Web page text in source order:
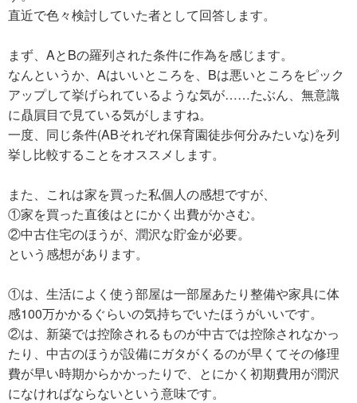
直近で色々検討していた者として回答します。
まず、AとBの羅列された条件に作為を感じます。
なんというか、Aはいいところを、Bは悪いところをピック
アップして挙げられているような気が……たぶん、無意識
に贔屓目で見ている気がしますね。
一度、同じ条件(ABそれぞれ保育園徒歩何分みたいな)を列
挙し比較することをオススメします。
また、これは家を買った私個人の感想ですが、
①家を買った直後はとにかく出費がかさむ。
②中古住宅のほうが、潤沢な貯金が必要。
という感想があります。
①は、生活によく使う部屋は一部屋あたり整備や家具に体
感100万かかるぐらいの気持ちでいたほうがいいです。
②は、新築では控除されるものが中古では控除されなかっ
たり、中古のほうが設備にガタがくるのが早くてその修理
費が早い時期からかかったりで、とにかく初期費用が潤沢
になければならないという意味です。